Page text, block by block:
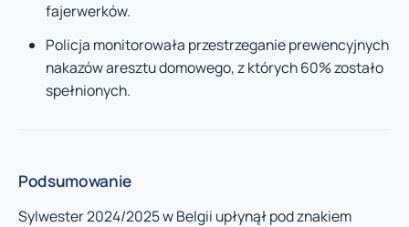
fajerwerków.
Policja monitorowała przestrzeganie prewencyjnych
nakazów aresztu domowego, z których 60% zostało
spełnionych.
Podsumowanie
Sylwester 2024/2025 w Belgii upłynął pod znakiem